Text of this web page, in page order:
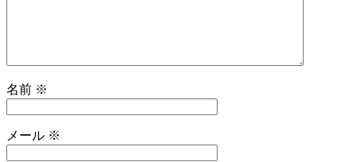
名前 ※
メール ※